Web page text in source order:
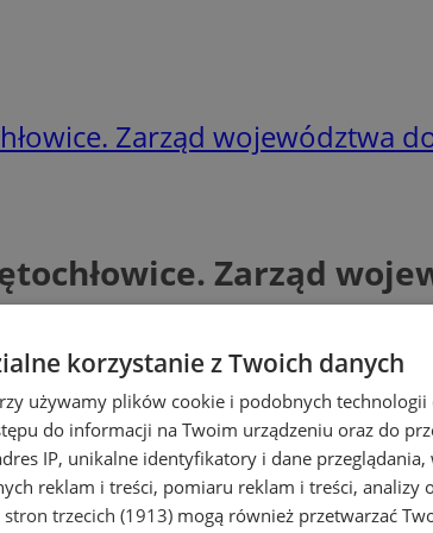
Zarząd województwa
Zarząd
korzystanie z Twoich danych
używamy plików cookie i podobnych
do informacji na Twoim urządzeniu oraz do
IP, unikalne identyfikatory i dane
reklam i treści, pomiaru reklam i treści, analizy
stron trzecich (1913) mogą również przetwarzać